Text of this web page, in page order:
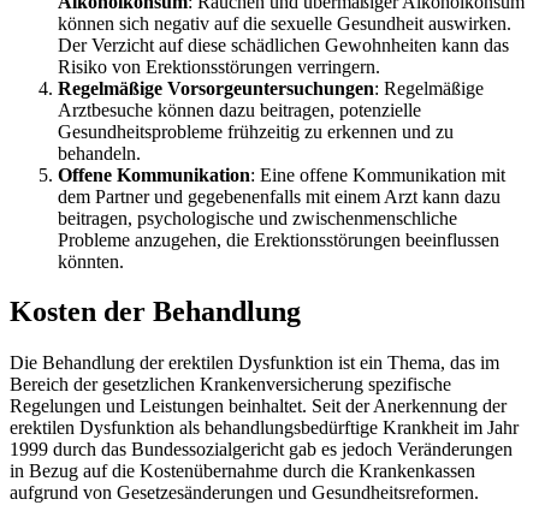
können sich negativ auf die sexuelle Gesundheit auswirken.
Der Verzicht auf diese schädlichen Gewohnheiten kann das
Risiko von Erektionsstörungen verringern.
Regelmäßige Vorsorgeuntersuchungen: Regelmäßige
Arztbesuche können dazu beitragen, potenzielle
Gesundheitsprobleme frühzeitig zu erkennen und zu
behandeln.
Offene Kommunikation: Eine offene Kommunikation mit
dem Partner und gegebenenfalls mit einem Arzt kann dazu
beitragen, psychologische und zwischenmenschliche
Probleme anzugehen, die Erektionsstörungen beeinflussen
könnten.
Kosten der Behandlung
Die Behandlung der erektilen Dysfunktion ist ein Thema, das im
Bereich der gesetzlichen Krankenversicherung spezifische
Regelungen und Leistungen beinhaltet. Seit der Anerkennung der
erektilen Dysfunktion als behandlungsbedürftige Krankheit im Jahr
1999 durch das Bundessozialgericht gab es jedoch Veränderungen
in Bezug auf die Kostenübernahme durch die Krankenkassen
aufgrund von Gesetzesänderungen und Gesundheitsreformen.